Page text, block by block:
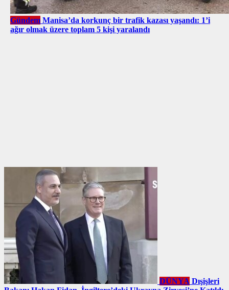
Gündem Manisa’da korkunç bir trafik kazası yaşandı: 1’i
ağır olmak üzere toplam 5 kişi yaralandı
DÜNYA Dışişleri